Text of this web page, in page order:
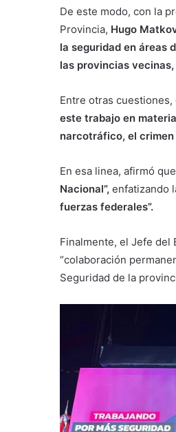
De este modo, con la
Provincia, Hugo
la seguridad en áreas
las provincias vecinas,
Entre otras
este trabajo en
narcotráfico, el crimen
En esa linea, afirmó
Nacional”, enfatizando
fuerzas federales”.
Finalmente, el Jefe del
“colaboración
Seguridad de la